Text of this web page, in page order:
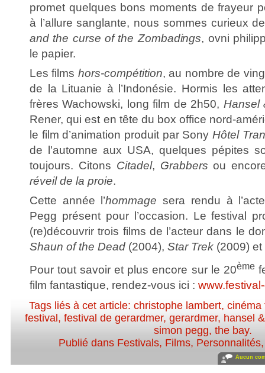
promet quelques bons moments de frayeur
à l’allure sanglante, nous sommes curieux
and the curse of the Zombadings, ovni
le papier.
Les films hors-compétition, au nombre de
de la Lituanie à l’Indonésie. Hormis les
frères Wachowski, long film de 2h50, Hansel
Rener, qui est en tête du box office nord-
le film d’animation produit par Sony Hôtel
de l'automne aux USA, quelques pépites
toujours. Citons Citadel, Grabbers ou
réveil de la proie.
Cette année l’hommage sera rendu à
Pegg présent pour l’occasion. Le festival
(re)découvrir trois films de l’acteur dans le
Shaun of the Dead (2004), Star Trek (2009) et
Pour tout savoir et plus encore sur le 20ème
film fantastique, rendez-vous ici :
Tags liés à cet article:christophe lambert,cinéma
festival ,festival de gerardmer,gerardmer, hansel
simon pegg, the bay.
Publié dans Festivals, Films,
Aucun